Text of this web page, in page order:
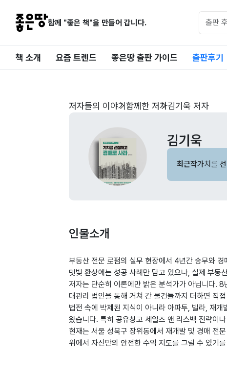
함께 "좋은 책"을 만들어 갑니다.
책 소개 요즘 트렌드 좋은땅 출판 가이드 출판후기
저자들의 이야기 함께한 저자김기욱 저자
김기욱
최근작가치를
인물소개
부동산 전문 로펌의 실무 현장에서 4년간 송무와
밋빛 환상에는 성공 사례만 담고 있으나, 실제 부동
저자는 단순히 이론에만 밝은 분석가가 아닙니다.
대관리 법인을 통해 거쳐 간 물건들까지 더하면 직
법전 속에 박제된 지식이 아니라 아파투, 빌라, 재
왔습니다. 특히 공유창고 세일즈 앤 리스백 전략이
현재는 서울 성북구 장위동에서 재개발 및 경매 전
위에서 자신만의 안전한 수익 지도를 그릴 수 있기